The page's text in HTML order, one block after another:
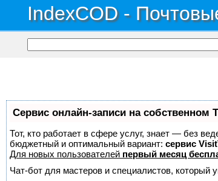
IndexCOD -
Сервис онлайн-записи на собственном
Тот, кто работает в сфере услуг, знает — без
бюджетный и оптимальный вариант: сервис
Для новых пользователей первый месяц
Чат-бот для мастеров и специалистов, который